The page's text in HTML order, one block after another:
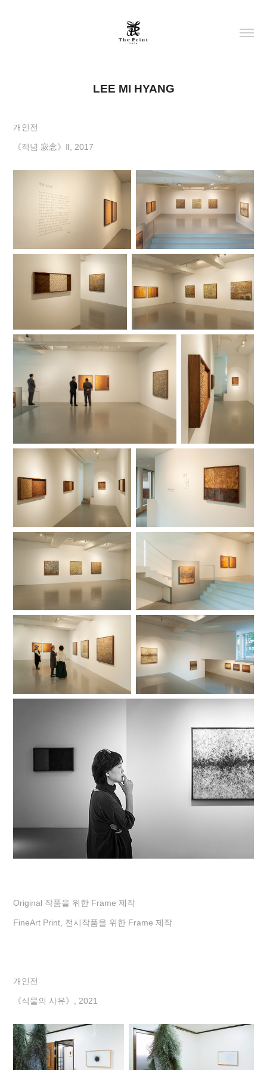
LEE MI HYANG
개인전
《적념 寂念》Ⅱ, 2017
Original 작품을 위한 Frame 제작
FineArt Print, 전시작품을 위한 Frame 제작
개인전
《식물의 사유》, 2021